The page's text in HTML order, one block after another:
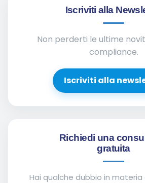
Iscriviti alla
Non perderti le ultime
compliance.
Iscriviti alla
Richiedi una
gratuita
Hai qualche dubbio in